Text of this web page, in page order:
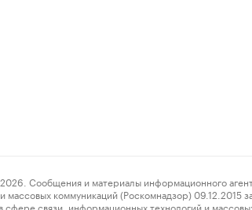
и материалы информационного
коммуникаций (Роскомнадзор)
связи, информационных технологий и